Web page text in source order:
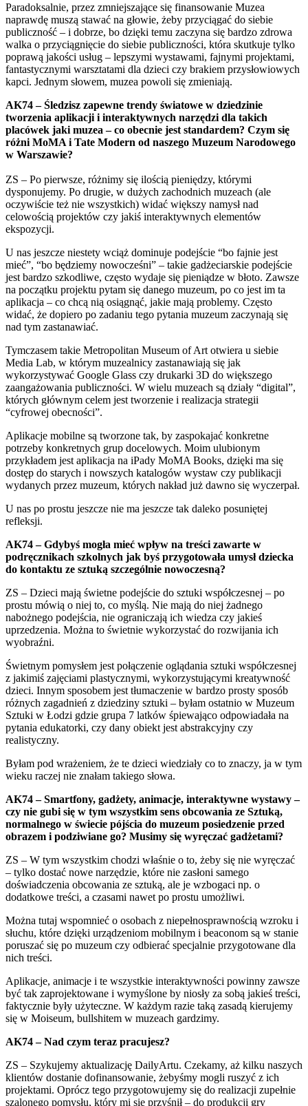
Paradoksalnie, przez zmniejszające się finansowanie Muzea
naprawdę muszą stawać na głowie, żeby przyciągać do siebie
publiczność – i dobrze, bo dzięki temu zaczyna się bardzo zdrowa
walka o przyciągnięcie do siebie publiczności, która skutkuje tylko
poprawą jakości usług – lepszymi wystawami, fajnymi projektami,
fantastycznymi warsztatami dla dzieci czy brakiem przysłowiowych
kapci. Jednym słowem, muzea powoli się zmieniają.
AK74 – Śledzisz zapewne trendy światowe w dziedzinie
tworzenia aplikacji i interaktywnych narzędzi dla takich
placówek jaki muzea – co obecnie jest standardem? Czym się
różni MoMA i Tate Modern od naszego Muzeum Narodowego
w Warszawie?
ZS – Po pierwsze, różnimy się ilością pieniędzy, którymi
dysponujemy. Po drugie, w dużych zachodnich muzeach (ale
oczywiście też nie wszystkich) widać większy namysł nad
celowością projektów czy jakiś interaktywnych elementów
ekspozycji.
U nas jeszcze niestety wciąż dominuje podejście “bo fajnie jest
mieć”, “bo będziemy nowocześni” – takie gadżeciarskie podejście
jest bardzo szkodliwe, często wydaje się pieniądze w błoto. Zawsze
na początku projektu pytam się danego muzeum, po co jest im ta
aplikacja – co chcą nią osiągnąć, jakie mają problemy. Często
widać, że dopiero po zadaniu tego pytania muzeum zaczynają się
nad tym zastanawiać.
Tymczasem takie Metropolitan Museum of Art otwiera u siebie
Media Lab, w którym muzealnicy zastanawiają się jak
wykorzystywać Google Glass czy drukarki 3D do większego
zaangażowania publiczności. W wielu muzeach są działy “digital”,
których głównym celem jest tworzenie i realizacja strategii
“cyfrowej obecności”.
Aplikacje mobilne są tworzone tak, by zaspokajać konkretne
potrzeby konkretnych grup docelowych. Moim ulubionym
przykładem jest aplikacja na iPady MoMA Books, dzięki ma się
dostęp do starych i nowszych katalogów wystaw czy publikacji
wydanych przez muzeum, których nakład już dawno się wyczerpał.
U nas po prostu jeszcze nie ma jeszcze tak daleko posuniętej
refleksji.
AK74 – Gdybyś mogła mieć wpływ na treści zawarte w
podręcznikach szkolnych jak byś przygotowała umysł dziecka
do kontaktu ze sztuką szczególnie nowoczesną?
ZS – Dzieci mają świetne podejście do sztuki współczesnej – po
prostu mówią o niej to, co myślą. Nie mają do niej żadnego
nabożnego podejścia, nie ograniczają ich wiedza czy jakieś
uprzedzenia. Można to świetnie wykorzystać do rozwijania ich
wyobraźni.
Świetnym pomysłem jest połączenie oglądania sztuki współczesnej
z jakimiś zajęciami plastycznymi, wykorzystującymi kreatywność
dzieci. Innym sposobem jest tłumaczenie w bardzo prosty sposób
różnych zagadnień z dziedziny sztuki – byłam ostatnio w Muzeum
Sztuki w Łodzi gdzie grupa 7 latków śpiewająco odpowiadała na
pytania edukatorki, czy dany obiekt jest abstrakcyjny czy
realistyczny.
Byłam pod wrażeniem, że te dzieci wiedziały co to znaczy, ja w tym
wieku raczej nie znałam takiego słowa.
AK74 – Smartfony, gadżety, animacje, interaktywne wystawy –
czy nie gubi się w tym wszystkim sens obcowania ze Sztuką,
normalnego w świecie pójścia do muzeum posiedzenie przed
obrazem i podziwiane go? Musimy się wyręczać gadżetami?
ZS – W tym wszystkim chodzi właśnie o to, żeby się nie wyręczać
– tylko dostać nowe narzędzie, które nie zasłoni samego
doświadczenia obcowania ze sztuką, ale je wzbogaci np. o
dodatkowe treści, a czasami nawet po prostu umożliwi.
Można tutaj wspomnieć o osobach z niepełnosprawnością wzroku i
słuchu, które dzięki urządzeniom mobilnym i beaconom są w stanie
poruszać się po muzeum czy odbierać specjalnie przygotowane dla
nich treści.
Aplikacje, animacje i te wszystkie interaktywności powinny zawsze
być tak zaprojektowane i wymyślone by niosły za sobą jakieś treści,
faktycznie były użyteczne. W każdym razie taką zasadą kierujemy
się w Moiseum, bullshitem w muzeach gardzimy.
AK74 – Nad czym teraz pracujesz?
ZS – Szykujemy aktualizację DailyArtu. Czekamy, aż kilku naszych
klientów dostanie dofinansowanie, żebyśmy mogli ruszyć z ich
projektami. Oprócz tego przygotowujemy się do realizacji zupełnie
szalonego pomysłu, który mi się przyśnił – do produkcji gry